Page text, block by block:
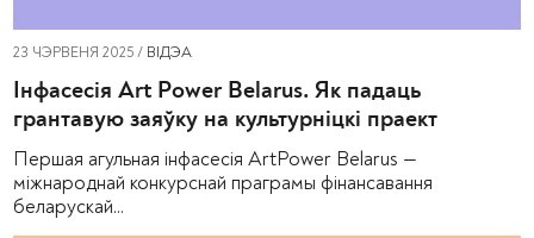
23 ЧЭРВЕНЯ 2025 / ВІДЭА
Інфасесія Art Power Belarus. Як падаць
грантавую заяўку на культурніцкі праект
Першая агульная інфасесія ArtPower Belarus —
міжнароднай конкурснай праграмы фінансавання
беларускай...